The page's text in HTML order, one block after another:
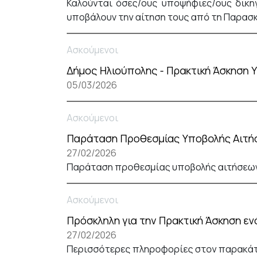
Καλούνται όσες/ους υποψήφιες/ους
υποβάλουν την αίτηση τους από τη
Ασκούμενοι
Δήμος Ηλιούπολης - Πρακτική Άσκηση
05/03/2026
Ασκούμενοι
Παράταση Προθεσμίας Υποβολής
27/02/2026
Παράταση προθεσμίας υποβολής
Ασκούμενοι
Πρόσκληλη για την Πρακτική Άσκηση
27/02/2026
Περισσότερες πληροφορίες στον